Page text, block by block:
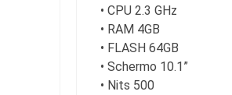
• CPU 2.3 GHz
• RAM 4GB
• FLASH 64GB
• Schermo 10.1”
• Nits 500